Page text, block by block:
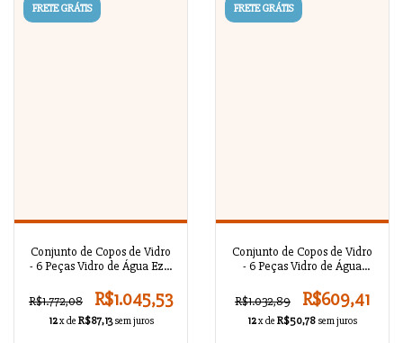
FRETE GRÁTIS
Conjunto de Copos de Vidro
- 6 Peças Vidro de Água Ezgi
R$1.772,08
R$1.045,53
12x de R$87,13 sem juros
FRETE GRÁTIS
Conjunto de Copos de Vidro
- 6 Peças Vidro de Água
R$1.032,89
R$609,41
12x de R$50,78 sem juros